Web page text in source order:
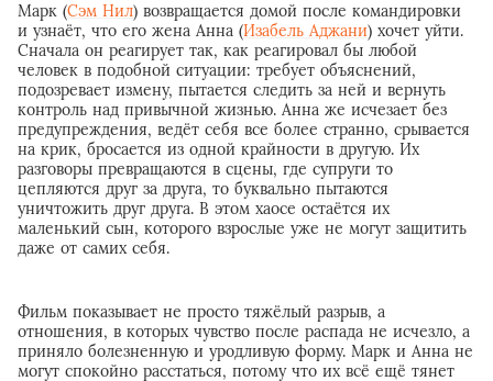
Марк (Сэм Нил) возвращается домой после командировки
и узнаёт, что его жена Анна (Изабель Аджани) хочет уйти.
Сначала он реагирует так, как реагировал бы любой
человек в подобной ситуации: требует объяснений,
подозревает измену, пытается следить за ней и вернуть
контроль над привычной жизнью. Анна же исчезает без
предупреждения, ведёт себя все более странно, срывается
на крик, бросается из одной крайности в другую. Их
разговоры превращаются в сцены, где супруги то
цепляются друг за друга, то буквально пытаются
уничтожить друг друга. В этом хаосе остаётся их
маленький сын, которого взрослые уже не могут защитить
даже от самих себя.
Фильм показывает не просто тяжёлый разрыв, а
отношения, в которых чувство после распада не исчезло, а
приняло болезненную и уродливую форму. Марк и Анна не
могут спокойно расстаться, потому что их всё ещё тянет